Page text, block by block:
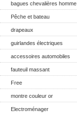
bagues chevalières homme
Pêche et bateau
drapeaux
guirlandes électriques
accessoires automobiles
fauteuil massant
Free
montre couleur or
Electroménager